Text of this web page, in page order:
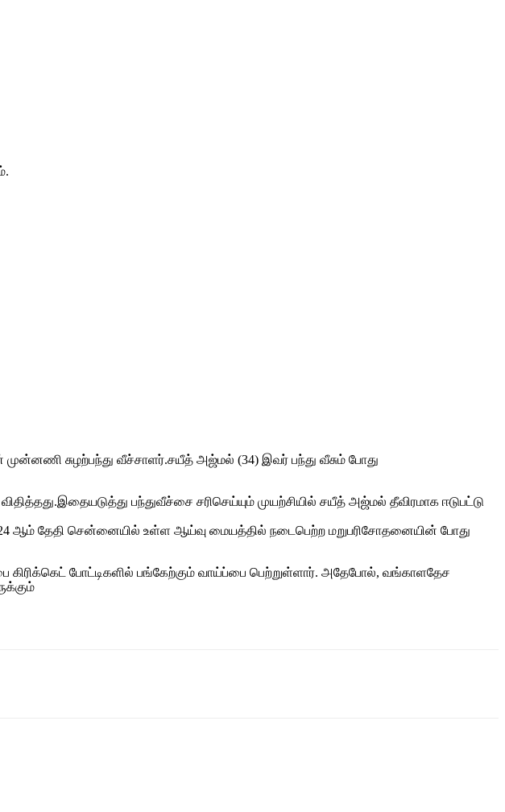
முன்னணி சுழற்பந்து வீச்சாளர்.சயீத் அஜ்மல் (34) இவர் பந்து வீசும் போது
பந்துவீச்சை சரிசெய்யும் முயற்சியில் சயீத் அஜ்மல் தீவிரமாக ஈடுபட்டு
ஆம் தேதி சென்னையில் உள்ள ஆய்வு மையத்தில் நடைபெற்ற மறுபரிசோதனையின் போது
கிரிக்கெட் போட்டிகளில் பங்கேற்கும் வாய்ப்பை பெற்றுள்ளார். அதேபோல், வங்காளதேச